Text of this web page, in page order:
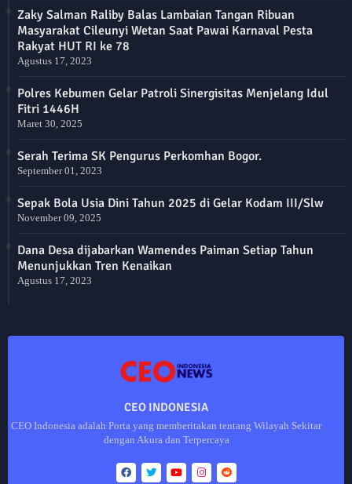
Zaky Salman Raliby Balas Lambaian Tangan Ribuan
Masyarakat Cileunyi Wetan Saat Pawai Karnaval Pesta
Rakyat HUT RI ke 78
Agustus 17, 2023
Polres Kebumen Gelar Patroli Sinergisitas Menjelang Idul
Fitri 1446H
Maret 30, 2025
Serah Terima SK Pengurus Perkomhan Bogor.
September 01, 2023
Sepak Bola Usia Dini Tahun 2025 di Gelar Kodam III/Slw
November 09, 2025
Dana Desa dijabarkan Wamendes Paiman Setiap Tahun
Menunjukkan Tren Kenaikan
Agustus 17, 2023
CEO INDONESIA
CEO Indonesia adalah Porta yang memberitakan tentang Wilayah Sekitar
dengan Akura dan Terpercaya